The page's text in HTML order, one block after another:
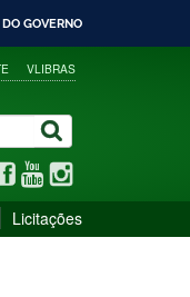
GOVERNO
VLIBRAS
Licitações